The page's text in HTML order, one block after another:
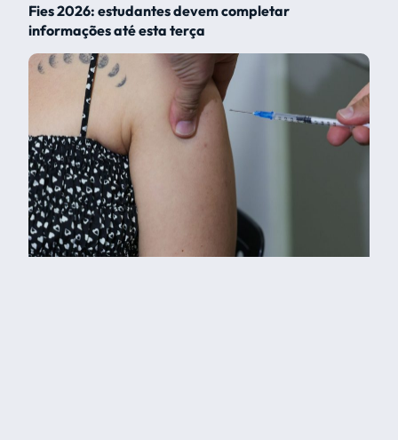
Fies 2026: estudantes devem completar
informações até esta terça